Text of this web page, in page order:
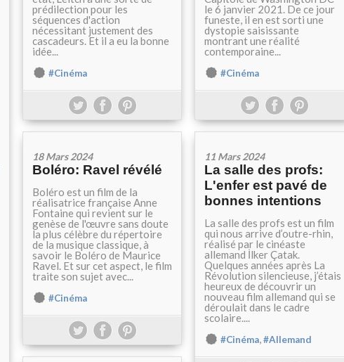
prédilection pour les
séquences d'action
nécessitant justement des
cascadeurs. Et il a eu la bonne
idée...
#Cinéma
le 6 janvier 2021. De ce jour
funeste, il en est sorti une
dystopie saisissante
montrant une réalité
contemporaine...
#Cinéma
18 Mars 2024
Boléro: Ravel révélé
Boléro est un film de la
réalisatrice française Anne
Fontaine qui revient sur le
genèse de l'œuvre sans doute
la plus célèbre du répertoire
de la musique classique, à
savoir le Boléro de Maurice
Ravel. Et sur cet aspect, le film
traite son sujet avec...
#Cinéma
11 Mars 2024
La salle des profs:
L'enfer est pavé de
bonnes intentions
La salle des profs est un film
qui nous arrive d’outre-rhin,
réalisé par le cinéaste
allemand İlker Çatak.
Quelques années après La
Révolution silencieuse, j’étais
heureux de découvrir un
nouveau film allemand qui se
déroulait dans le cadre
scolaire....
#Cinéma,#Allemand